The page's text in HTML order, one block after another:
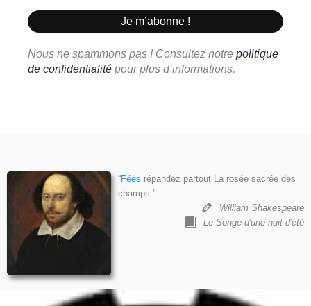
Nous ne spammons pas ! Consultez notre politique
de confidentialité pour plus d’informations.
“Fées répandez partout La rosée sacrée des
champs.”
William Shakespeare
Le Songe d'une nuit d'été